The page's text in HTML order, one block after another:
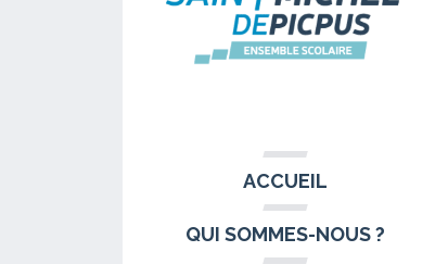
ACCUEIL
QUI SOMMES-NOUS ?